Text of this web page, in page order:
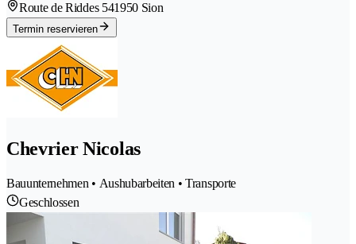
Route de Riddes 541950 Sion
Termin reservieren
Chevrier Nicolas
Bauunternehmen • Aushubarbeiten • Transporte
Geschlossen